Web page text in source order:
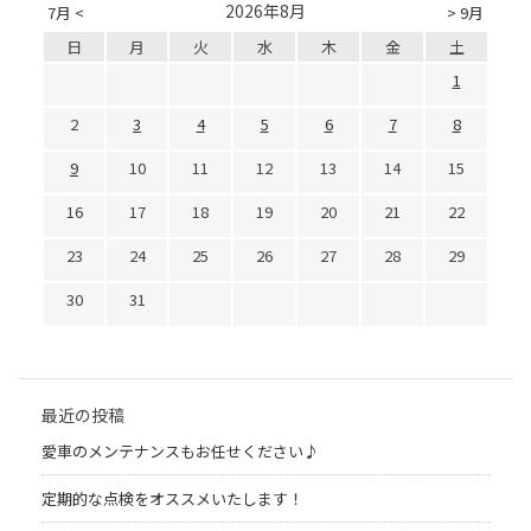
7月 < > 9月
2026年8月
日 月 火 水 木 金
土
1
2
3 4 5 6 7
8
9
10 11 12 13 14
15
16
17 18 19 20 21
22
23
24 25 26 27 28
29
30
31
最近の投稿
愛車のメンテナンスもお任せください♪
定期的な点検をオススメいたします！